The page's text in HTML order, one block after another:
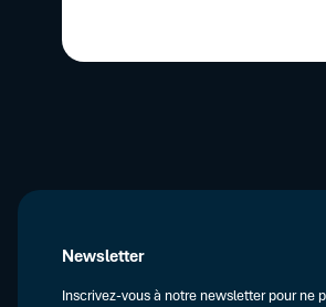
Newsletter
Inscrivez-vous à notre newsletter pour ne